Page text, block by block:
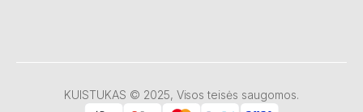
KUISTUKAS © 2025, Visos teisės saugomos.